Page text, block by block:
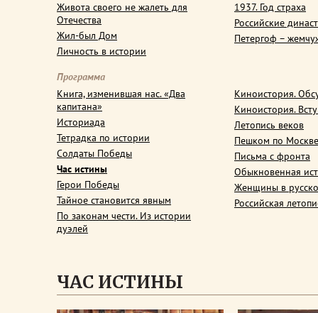
Живота своего не жалеть для
Отечества
Жил-был Дом
Личность в истории
1937. Год страха
Российские
Петергоф –
Программа
Книга, изменившая нас. «Два
капитана»
Историада
Тетрадка по истории
Солдаты Победы
Час истины
Герои Победы
Тайное становится явным
По законам чести. Из истории
дуэлей
Киноистория.
Киноистория.
Летопись веков
Пешком по Москве
Письма с фронта
Обыкновенная
Женщины в
Российская
ЧАС ИСТИНЫ